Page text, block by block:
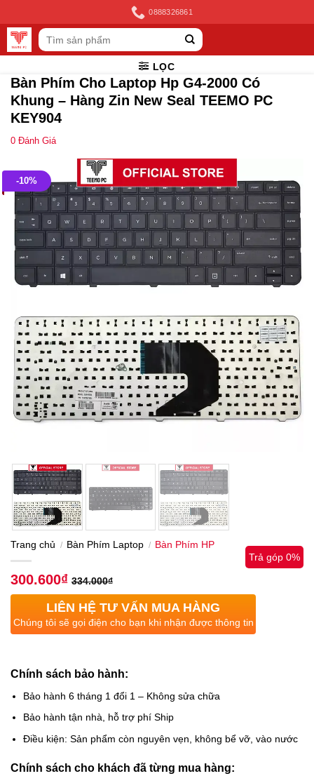
to
content
0888326861
Tìm
kiếm:
LỌC
Bàn Phím Cho Laptop Hp G4-2000 Có
Khung – Hàng Zin New Seal TEEMO PC
KEY904
0 Đánh Giá
-10%
Trang chủ / Bàn Phím Laptop / Bàn Phím HP
300.600₫ 334.000₫
Trả góp 0%
LIÊN HỆ TƯ VẤN MUA HÀNG
Chúng tôi sẽ gọi điện cho bạn khi nhận được thông tin
Chính sách bảo hành:
Bảo hành 6 tháng 1 đổi 1 – Không sửa chữa
Bảo hành tận nhà, hỗ trợ phí Ship
Điều kiện: Sản phẩm còn nguyên vẹn, không bể vỡ, vào nước
Chính sách cho khách đã từng mua hàng: